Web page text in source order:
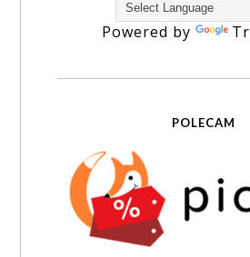
Powered by
POLECAM